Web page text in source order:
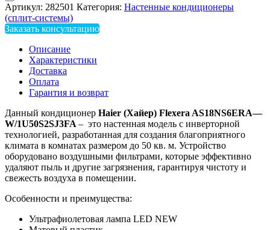
Артикул: 282501 Категория: Настенные кондиционеры
(сплит-системы)
Заказать консультацию
Описание
Характеристики
Доставка
Оплата
Гарантия и возврат
Данный кондиционер Haier (Хайер) Flexera AS18NS6ERA—
W/1U50S2SJ3FA – это настенная модель с инверторной
технологией, разработанная для создания благоприятного
климата в комнатах размером до 50 кв. м. Устройство
оборудовано воздушными фильтрами, которые эффективно
удаляют пыль и другие загрязнения, гарантируя чистоту и
свежесть воздуха в помещении.
Особенности и преимущества:
Ультрaфиолетовая лампа LED NEW